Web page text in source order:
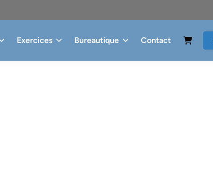
Exercices Bureautique Contact